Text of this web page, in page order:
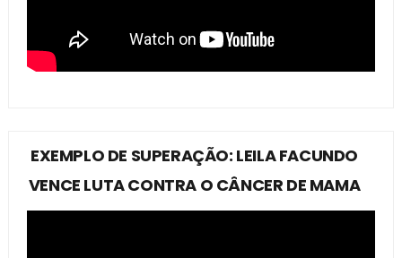
EXEMPLO DE SUPERAÇÃO: LEILA FACUNDO
VENCE LUTA CONTRA O CÂNCER DE MAMA